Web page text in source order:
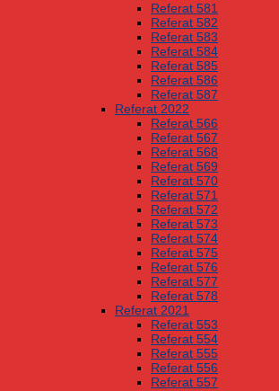
Referat 581
Referat 582
Referat 583
Referat 584
Referat 585
Referat 586
Referat 587
Referat 2022
Referat 566
Referat 567
Referat 568
Referat 569
Referat 570
Referat 571
Referat 572
Referat 573
Referat 574
Referat 575
Referat 576
Referat 577
Referat 578
Referat 2021
Referat 553
Referat 554
Referat 555
Referat 556
Referat 557